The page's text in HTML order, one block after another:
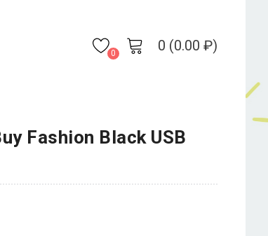
0 0 (0.00 ₽)
Fashion Black USB